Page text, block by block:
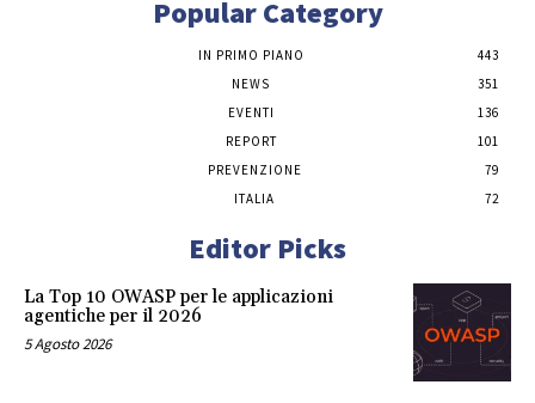
Popular Category
IN PRIMO PIANO
443
NEWS
351
EVENTI
136
REPORT
101
PREVENZIONE
79
ITALIA
72
Editor Picks
La Top 10 OWASP per le applicazioni
agentiche per il 2026
5 Agosto 2026